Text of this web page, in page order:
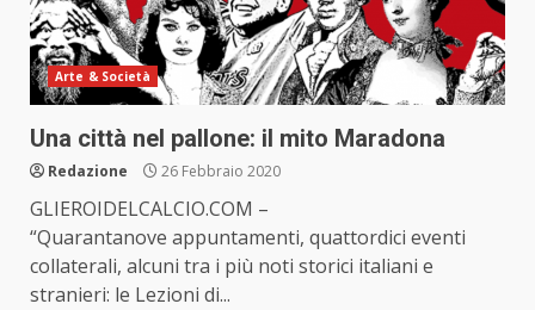
Arte & Società
Una città nel pallone: il mito Maradona
Redazione 26 Febbraio 2020
GLIEROIDELCALCIO.COM –
“Quarantanove appuntamenti, quattordici eventi
collaterali, alcuni tra i più noti storici italiani e
stranieri: le Lezioni di...